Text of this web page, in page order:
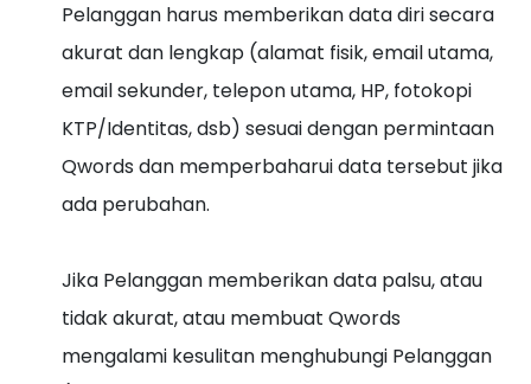
Pelanggan harus memberikan data diri secara
akurat dan lengkap (alamat fisik, email utama,
email sekunder, telepon utama, HP, fotokopi
KTP/Identitas, dsb) sesuai dengan permintaan
Qwords dan memperbaharui data tersebut jika
ada perubahan.
Jika Pelanggan memberikan data palsu, atau
tidak akurat, atau membuat Qwords
mengalami kesulitan menghubungi Pelanggan